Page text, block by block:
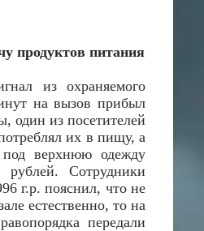
продуктов питания
из охраняемого
на вызов прибыл
один из посетителей
их в пищу, а
под верхнюю одежду
Сотрудники
г.р. пояснил, что не
естественно, то на
передали